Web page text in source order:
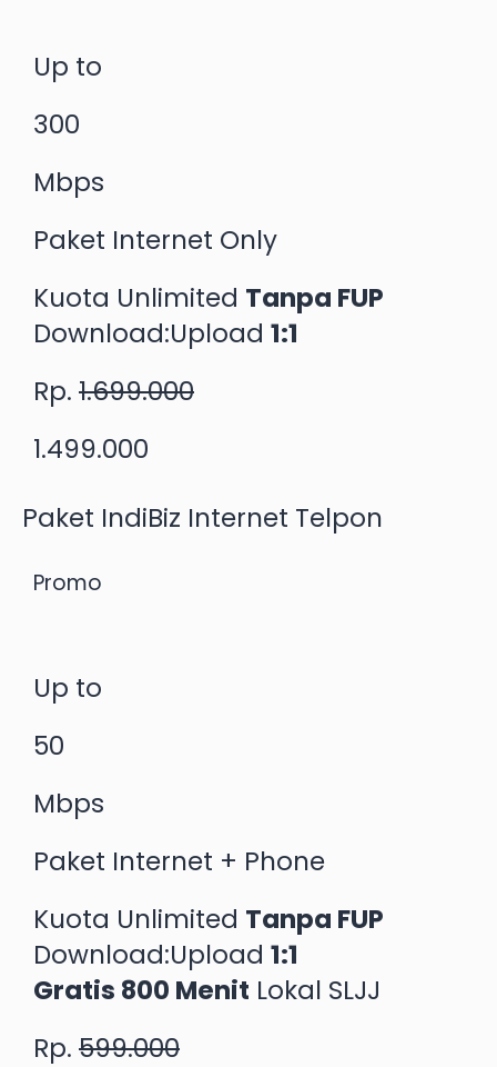
Up to
300
Mbps
Paket Internet Only
Kuota Unlimited Tanpa FUP
Download:Upload 1:1
Rp. 1.699.000
1.499.000
Paket IndiBiz Internet Telpon
Promo
Up to
50
Mbps
Paket Internet + Phone
Kuota Unlimited Tanpa FUP
Download:Upload 1:1
Gratis 800 Menit Lokal SLJJ
Rp. 599.000